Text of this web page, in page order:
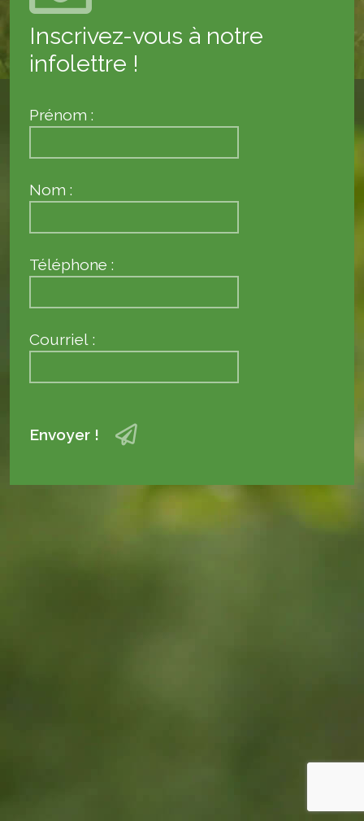
Inscrivez-vous à notre
infolettre !
Prénom :
Nom :
Téléphone :
Courriel :